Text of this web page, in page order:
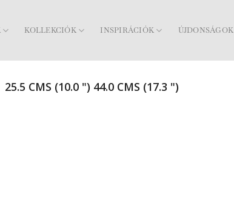
KOLLEKCIÓK INSPIRÁCIÓK ÚJDONSÁGOK
25.5 CMS (10.0 ") 44.0 CMS (17.3 ")